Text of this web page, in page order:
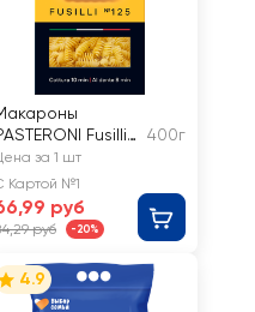
Fusilli
группа А
400г
за 1 шт
Картой №1
руб
руб -20%
4.9